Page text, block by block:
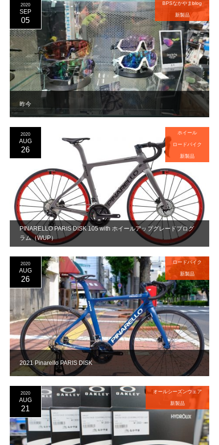
昨今
2020
SEP
05
BPSなかやまblog
新製品
PINARELLO PARIS DISK 105 with ホイールアップグレードプログ
ラム（WUP）
2020
AUG
26
ホイール
ロードバイク
新製品
2021 Pinarello PARIS DISK
2020
AUG
26
ロードバイク
新製品
2020
AUG
21
オールシーズンウェア
新製品